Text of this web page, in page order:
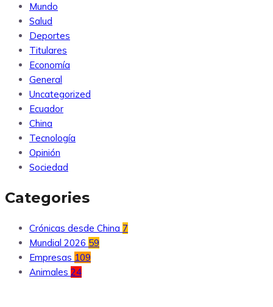
Mundo
Salud
Deportes
Titulares
Economía
General
Uncategorized
Ecuador
China
Tecnología
Opinión
Sociedad
Categories
Crónicas desde China 7
Mundial 2026 59
Empresas 109
Animales 24